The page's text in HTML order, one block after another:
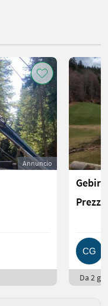
Annuncio
Da 2